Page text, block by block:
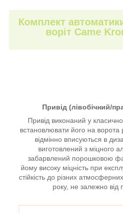
Комплект
воріт Came
Привід (лівобічний/
Привід виконаний у
встановлювати його на ворота
відмінно вписуються в
виготовлений з міцного
забарвлений порошковою
йому високу міцність при
стійкість до різних
року, не залежно від